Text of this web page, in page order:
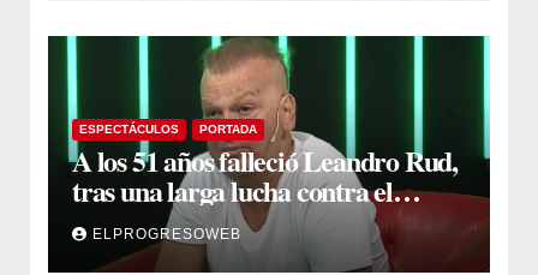
ESPECTÁCULOS PORTADA
A los 51 años falleció Leandro Rud,
tras una larga lucha contra el
cáncer
ELPROGRESOWEB